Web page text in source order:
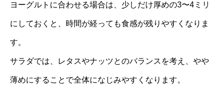
ヨーグルトに合わせる場合は、少しだけ厚めの3〜4ミリ
にしておくと、時間が経っても食感が残りやすくなりま
す。
サラダでは、レタスやナッツとのバランスを考え、やや
薄めにすることで全体になじみやすくなります。